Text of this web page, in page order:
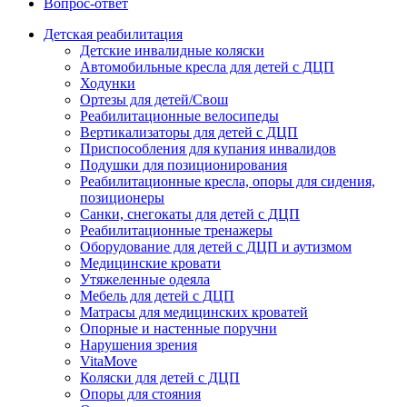
Детская реабилитация
Детские инвалидные коляски
Автомобильные кресла для детей с ДЦП
Ходунки
Ортезы для детей/Свош
Реабилитационные велосипеды
Вертикализаторы для детей с ДЦП
Приспособления для купания инвалидов
Подушки для позиционирования
Реабилитационные кресла, опоры для сидения,
позиционеры
Санки, снегокаты для детей с ДЦП
Реабилитационные тренажеры
Оборудование для детей с ДЦП и аутизмом
Медицинские кровати
Утяжеленные одеяла
Мебель для детей с ДЦП
Матрасы для медицинских кроватей
Опорные и настенные поручни
Нарушения зрения
VitaMove
Коляски для детей с ДЦП
Опоры для стояния